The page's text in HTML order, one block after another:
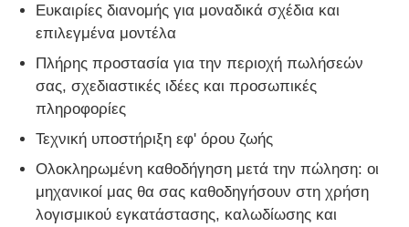
Ευκαιρίες διανομής για μοναδικά σχέδια και
επιλεγμένα μοντέλα
Πλήρης προστασία για την περιοχή πωλήσεών
σας, σχεδιαστικές ιδέες και προσωπικές
πληροφορίες
Τεχνική υποστήριξη εφ' όρου ζωής
Ολοκληρωμένη καθοδήγηση μετά την πώληση: οι
μηχανικοί μας θα σας καθοδηγήσουν στη χρήση
λογισμικού εγκατάστασης, καλωδίωσης και